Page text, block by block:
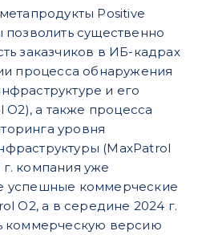
Positive
существенно
заказчиков в ИБ-кадрах
процесса обнаружения
и его
O2), а также процесса
уровня
(MaxPatrol
г. компания уже
успешные коммерческие
O2, а в середине 2024 г.
коммерческую версию